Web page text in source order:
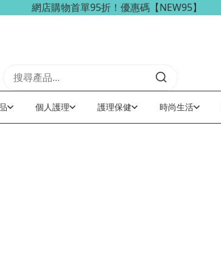
網店購物首單95折！優惠碼【NEW95】
個人護理 護理保健 時尚生活